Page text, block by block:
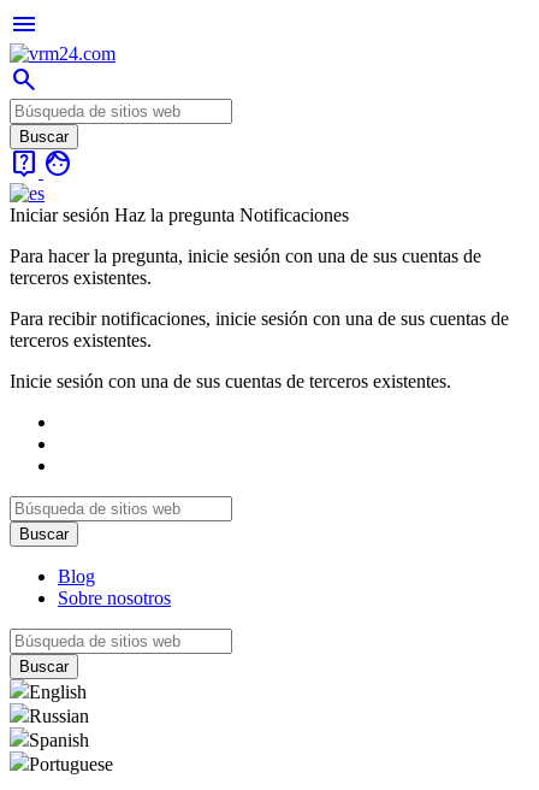
menu
search
live_help face
Iniciar sesión Haz la pregunta Notificaciones
Para hacer la pregunta, inicie sesión con una de sus cuentas de
terceros existentes.
Para recibir notificaciones, inicie sesión con una de sus cuentas de
terceros existentes.
Inicie sesión con una de sus cuentas de terceros existentes.
Blog
Sobre nosotros
English
Russian
Spanish
Portuguese